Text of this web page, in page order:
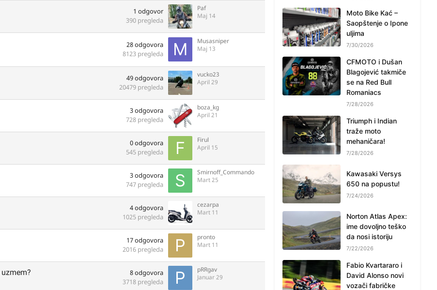
1 odgovor
390 pregleda
Paf
Maj 14
28odgovora
8123 pregleda
Musasniper
Maj 13
49odgovora
20479 pregleda
vucko23
April 29
3odgovora
728 pregleda
boza_kg
April 21
0odgovora
545 pregleda
Firul
April 15
3odgovora
747 pregleda
Smirnoff_Commando
Mart 25
4odgovora
1025 pregleda
cezarpa
Mart 11
17odgovora
2016 pregleda
pronto
Mart 11
8odgovora
3718 pregleda
pRRgav
Januar 29
Moto Bike Kać –
Saopštenje o Ipone
uljima
7/30/2026
CFMOTO i Dušan
Blagojević takmiče
se na Red Bull
Romaniacs
7/28/2026
Triumph i Indian
traže moto
mehaničara!
7/28/2026
Kawasaki Versys
650 na popustu!
7/24/2026
Norton Atlas Apex:
ime dovoljno teško
da nosi istoriju
7/22/2026
Fabio Kvartararo i
David Alonso novi
vozači fabričke